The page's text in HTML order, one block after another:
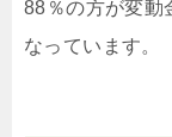
88％の方が変動
なっています。